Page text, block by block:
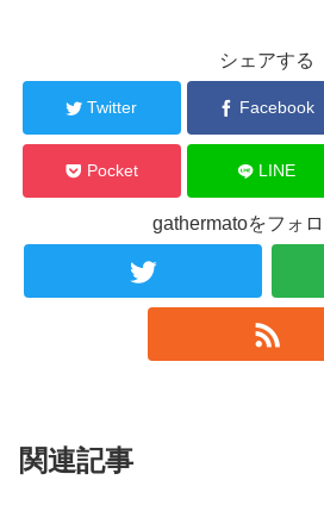
シェアする
Twitter Facebook
Pocket LINE
gathermatoをフォ
関連記事